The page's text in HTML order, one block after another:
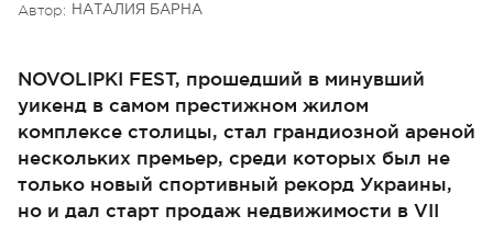
Автор: НАТАЛИЯ БАРНА
NOVOLIPKI FEST, прошедший в минувший
уикенд в самом престижном жилом
комплексе столицы, стал грандиозной ареной
нескольких премьер, среди которых был не
только новый спортивный рекорд Украины,
но и дал старт продаж недвижимости в VІІ